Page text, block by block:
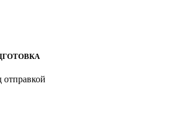
отправкой